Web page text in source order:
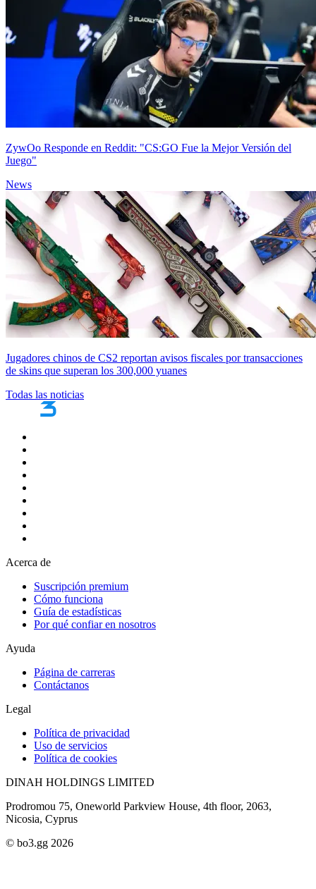
ZywOo Responde en Reddit: "CS:GO Fue la Mejor Versión del
Juego"
News
Jugadores chinos de CS2 reportan avisos fiscales por transacciones
de skins que superan los 300,000 yuanes
Todas las noticias
Acerca de
Suscripción premium
Cómo funciona
Guía de estadísticas
Por qué confiar en nosotros
Ayuda
Página de carreras
Contáctanos
Legal
Política de privacidad
Uso de servicios
Política de cookies
DINAH HOLDINGS LIMITED
Prodromou 75, Oneworld Parkview House, 4th floor, 2063,
Nicosia, Cyprus
© bo3.gg 2026